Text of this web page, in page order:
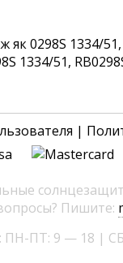
0298S 1334/51,
1334/51,
|
Пишите:
ПН-ПТ: 9 — 18 |